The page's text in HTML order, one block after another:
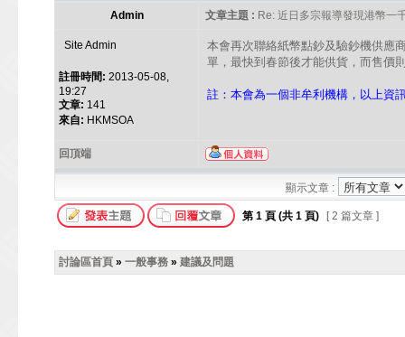
Admin 文章主題 : Re: 近日多宗報導發現港幣一
Site Admin
註冊時間: 2013-05-08,
19:27
文章: 141
來自: HKMSOA
本會再次聯絡紙幣點鈔及驗鈔機供應
單，最快到春節後才能供貨，而售價
註：本會為一個非牟利機構，以上資
回頂端
顯示文章 :
第 1 頁 (共 1 頁) [ 2 篇文章 ]
討論區首頁 » 一般事務 » 建議及問題